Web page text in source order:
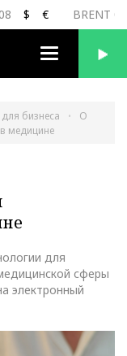
$ € BRENT
Переключить
бизнеса
О
медицине
для
сферы
электронный